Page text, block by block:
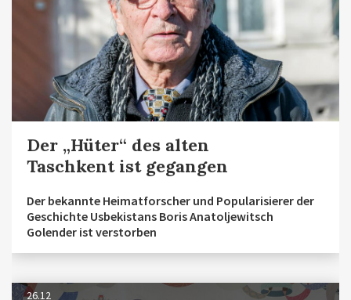
Der „Hüter“ des alten
Taschkent ist gegangen
Der bekannte Heimatforscher und Popularisierer der
Geschichte Usbekistans Boris Anatoljewitsch
Golender ist verstorben
26.12